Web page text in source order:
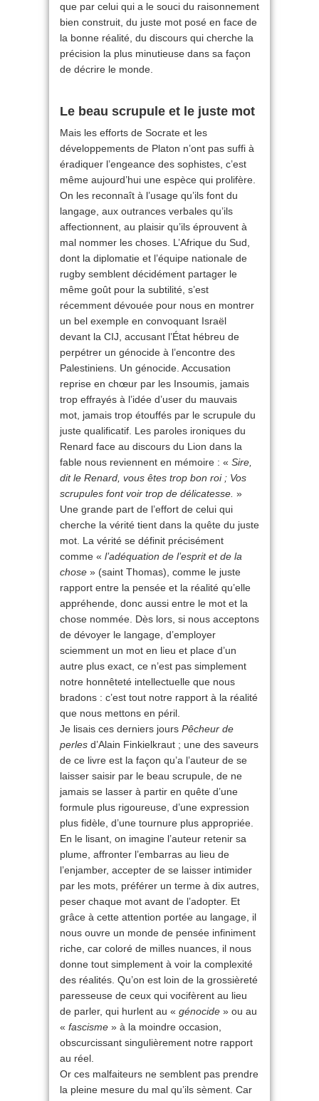
que par celui qui a le souci du raisonnement
bien construit, du juste mot posé en face de
la bonne réalité, du discours qui cherche la
précision la plus minutieuse dans sa façon
de décrire le monde.
Le beau scrupule et le juste mot
Mais les efforts de Socrate et les
développements de Platon n’ont pas suffi à
éradiquer l’engeance des sophistes, c’est
même aujourd’hui une espèce qui prolifère.
On les reconnaît à l’usage qu’ils font du
langage, aux outrances verbales qu’ils
affectionnent, au plaisir qu’ils éprouvent à
mal nommer les choses. L’Afrique du Sud,
dont la diplomatie et l’équipe nationale de
rugby semblent décidément partager le
même goût pour la subtilité, s’est
récemment dévouée pour nous en montrer
un bel exemple en convoquant Israël
devant la CIJ, accusant l’État hébreu de
perpétrer un génocide à l’encontre des
Palestiniens. Un génocide. Accusation
reprise en chœur par les Insoumis, jamais
trop effrayés à l’idée d’user du mauvais
mot, jamais trop étouffés par le scrupule du
juste qualificatif. Les paroles ironiques du
Renard face au discours du Lion dans la
fable nous reviennent en mémoire : « Sire,
dit le Renard, vous êtes trop bon roi ; Vos
scrupules font voir trop de délicatesse. »
Une grande part de l’effort de celui qui
cherche la vérité tient dans la quête du juste
mot. La vérité se définit précisément
comme « l’adéquation de l’esprit et de la
chose » (saint Thomas), comme le juste
rapport entre la pensée et la réalité qu’elle
appréhende, donc aussi entre le mot et la
chose nommée. Dès lors, si nous acceptons
de dévoyer le langage, d’employer
sciemment un mot en lieu et place d’un
autre plus exact, ce n’est pas simplement
notre honnêteté intellectuelle que nous
bradons : c’est tout notre rapport à la réalité
que nous mettons en péril.
Je lisais ces derniers jours Pêcheur de
perles d’Alain Finkielkraut ; une des saveurs
de ce livre est la façon qu’a l’auteur de se
laisser saisir par le beau scrupule, de ne
jamais se lasser à partir en quête d’une
formule plus rigoureuse, d’une expression
plus fidèle, d’une tournure plus appropriée.
En le lisant, on imagine l’auteur retenir sa
plume, affronter l’embarras au lieu de
l’enjamber, accepter de se laisser intimider
par les mots, préférer un terme à dix autres,
peser chaque mot avant de l’adopter. Et
grâce à cette attention portée au langage, il
nous ouvre un monde de pensée infiniment
riche, car coloré de milles nuances, il nous
donne tout simplement à voir la complexité
des réalités. Qu’on est loin de la grossièreté
paresseuse de ceux qui vocifèrent au lieu
de parler, qui hurlent au « génocide » ou au
« fascisme » à la moindre occasion,
obscurcissant singulièrement notre rapport
au réel.
Or ces malfaiteurs ne semblent pas prendre
la pleine mesure du mal qu’ils sèment. Car